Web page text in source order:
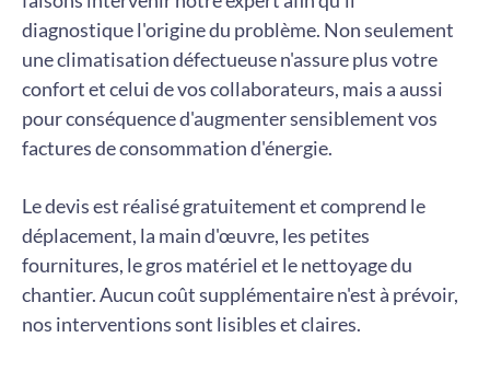
diagnostique l'origine du problème. Non seulement
une climatisation défectueuse n'assure plus votre
confort et celui de vos collaborateurs, mais a aussi
pour conséquence d'augmenter sensiblement vos
factures de consommation d'énergie.
Le devis est réalisé gratuitement et comprend le
déplacement, la main d'œuvre, les petites
fournitures, le gros matériel et le nettoyage du
chantier. Aucun coût supplémentaire n'est à prévoir,
nos interventions sont lisibles et claires.